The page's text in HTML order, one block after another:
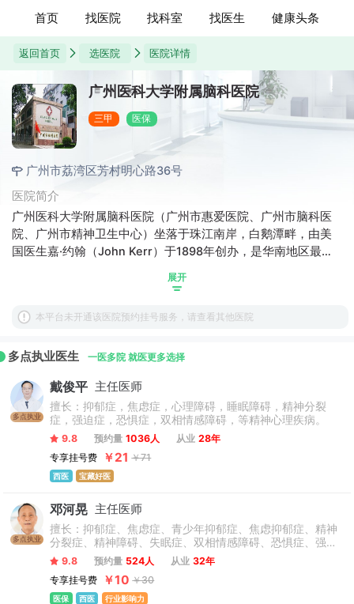
首页 找医院 找科室 找医生 健康头条
返回首页 选医院 医院详情
广州医科大学附属脑科医院
三甲 医保
广州市荔湾区芳村明心路36号
医院简介
广州医科大学附属脑科医院（广州市惠爱医院、广州市脑科医
院、广州市精神卫生中心）坐落于珠江南岸，白鹅潭畔，由美
国医生嘉·约翰（John Kerr）于1898年创办，是华南地区最大
院、江村院区和荔湾门诊部，担负着广州市乃至华南地区的精
神、神经疾病疑难重症诊疗中心。医院现有职工1400余人，具
士、硕士约200人。硕士研究生导师62人，博士研究生导师15
展开
本平台未开通该医院预约挂号服务，请查看其他医院
多点执业医生 一医多院 就医更多选择
多点执业
戴俊平 主任医师
擅长：抑郁症，焦虑症，心理障碍，睡眠障碍，精神分裂
症，强迫症，恐惧症，双相情感障碍，等精神心理疾病。
9.8 预约量 1036人 从业 28年
专享挂号费
￥21 ￥71
西医 宝藏好医
多点执业
邓河晃 主任医师
擅长：抑郁症、焦虑症、青少年抑郁症、焦虑抑郁症、精神
分裂症、精神障碍、失眠症、双相情感障碍、恐惧症、强迫
症、躁狂症、妄想症、青少年情绪障碍、厌学、心理叛逆、
网络成瘾、神经衰弱、植物神经紊乱、情感障碍、广泛性焦
虑障碍、微笑抑郁症、疑病症、社交恐怖症、惊恐障碍、神
经官能症等多种精神心理疾病，以及慢性疼痛各类躯体化障
9.8 预约量 524人 从业 32年
专享挂号费
￥10 ￥30
医保 西医 行业影响力